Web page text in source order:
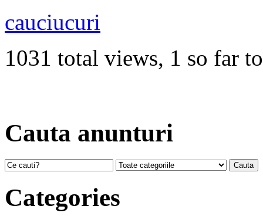
cauciucuri
1031 total views, 1 so far
Cauta anunturi
Categories